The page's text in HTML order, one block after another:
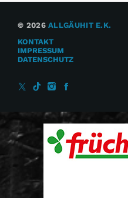
© 2026ALLGÄUHIT E.K.
KONTAKT
IMPRESSUM
DATENSCHUTZ